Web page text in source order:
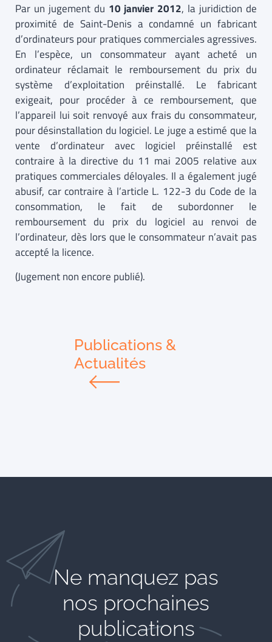
Par un jugement du 10 janvier 2012, la juridiction de
proximité de Saint-Denis a condamné un fabricant
d’ordinateurs pour pratiques commerciales agressives.
En l’espèce, un consommateur ayant acheté un
ordinateur réclamait le remboursement du prix du
système d’exploitation préinstallé. Le fabricant
exigeait, pour procéder à ce remboursement, que
l’appareil lui soit renvoyé aux frais du consommateur,
pour désinstallation du logiciel. Le juge a estimé que la
vente d’ordinateur avec logiciel préinstallé est
contraire à la directive du 11 mai 2005 relative aux
pratiques commerciales déloyales. Il a également jugé
abusif, car contraire à l’article L. 122-3 du Code de la
consommation, le fait de subordonner le
remboursement du prix du logiciel au renvoi de
l’ordinateur, dès lors que le consommateur n’avait pas
accepté la licence.
(Jugement non encore publié).
Publications &
Actualités
Ne manquez pas
nos prochaines
publications